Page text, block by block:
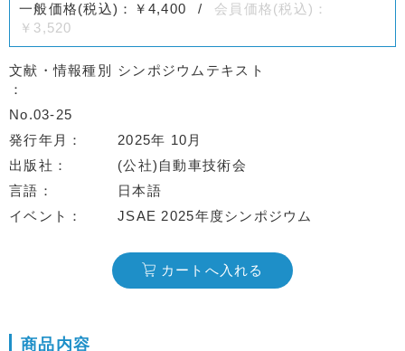
一般価格(税込)：￥4,400
会員価格(税込)：
￥3,520
文献・情報種別 シンポジウムテキスト
No.03-25
発行年月
2025年 10月
出版社
(公社)自動車技術会
言語
日本語
イベント
JSAE 2025年度シンポジウム
カートへ入れる
商品内容